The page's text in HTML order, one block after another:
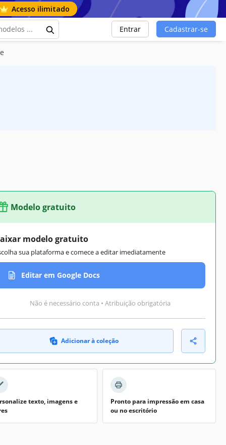
Acesso ilimitado
Entrar Cadastrar-se
Modelo gratuito
modelo gratuito
sua plataforma e comece a editar imediatamente
Editar em Google Docs
Não é necessário conta • Atribuição obrigatória
Adicionar à coleção
texto, imagens e
Pronto para impressão em casa
ou no escritório